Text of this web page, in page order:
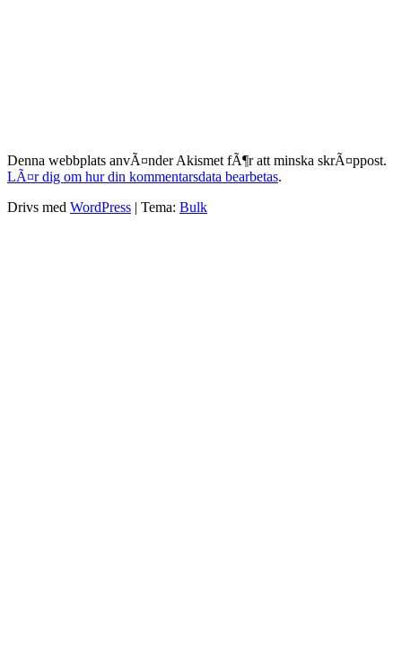
Denna webbplats anvÃ¤nder Akismet fÃ¶r att minska skrÃ¤ppost.
LÃ¤r dig om hur din kommentarsdata bearbetas.
Drivs med WordPress | Tema: Bulk